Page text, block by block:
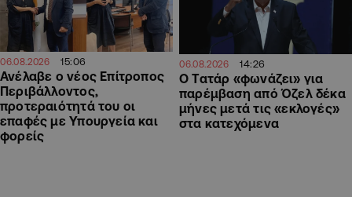
06.08.2026 15:06
Ανέλαβε ο νέος Επίτροπος
Περιβάλλοντος,
προτεραιότητά του οι
επαφές με Υπουργεία και
φορείς
06.08.2026 14:26
Ο Τατάρ «φωνάζει» για
παρέμβαση από Όζελ δέκα
μήνες μετά τις «εκλογές»
στα κατεχόμενα